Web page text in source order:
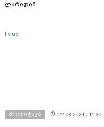
ლარიდან
fly.ge
პოლიტიკა 22.08.2024 / 11:39